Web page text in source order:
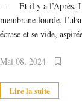
- Et il y a l’Après.
membrane lourde,
écrase et se vide,
Mai 08, 2024
Lire la suite